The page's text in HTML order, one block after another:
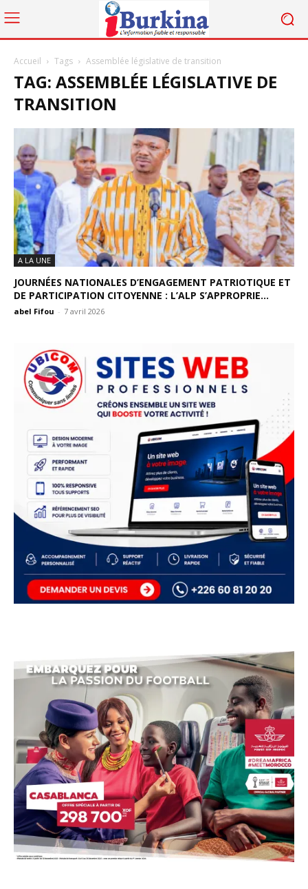
Accueil Tags Assemblée législative de transition
TAG: ASSEMBLÉE LÉGISLATIVE DE
TRANSITION
A LA UNE
JOURNÉES NATIONALES D’ENGAGEMENT PATRIOTIQUE ET
DE PARTICIPATION CITOYENNE : L’ALP S’APPROPRIE...
abel Fifou - 7 avril 2026